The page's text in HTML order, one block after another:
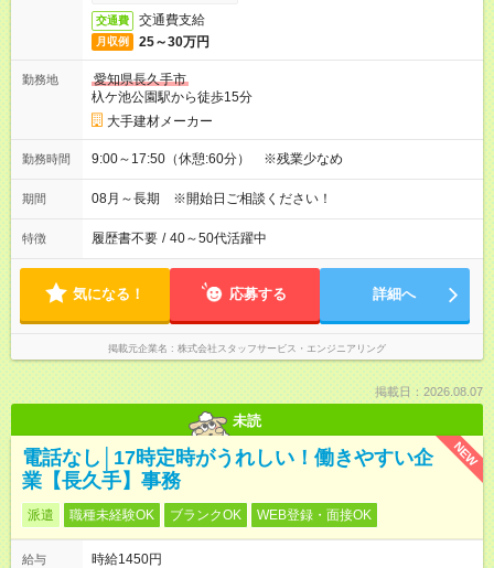
交通費 交通費支給
月収例 25～30万円
勤務地
愛知県長久手市
杁ケ池公園駅から徒歩15分
大手建材メーカー
勤務時間 9:00～17:50（休憩:60分） ※残業少なめ
期間 08月～長期 ※開始日ご相談ください！
特徴 履歴書不要 / 40～50代活躍中
気になる！ 応募する 詳細へ
掲載元企業名 株式会社スタッフサービス・エンジニアリング
掲載日：2026.08.07
未読
NEW
電話なし│17時定時がうれしい！働きやすい企
業【長久手】事務
派遣 職種未経験OK ブランクOK WEB登録・面接OK
給与
時給1450円